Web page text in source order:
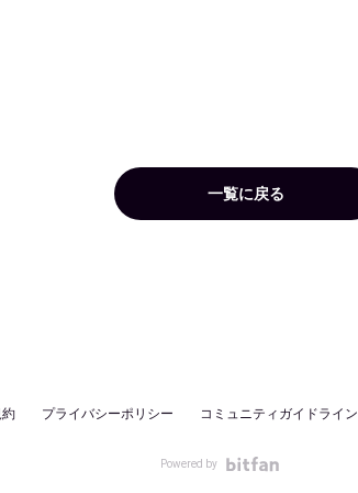
一覧に戻る
プライバシーポリシー コミュニティガイドライン
Powered by